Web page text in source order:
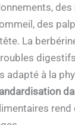
des
des
La
adapté à la